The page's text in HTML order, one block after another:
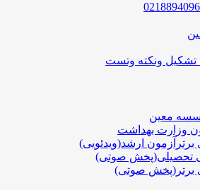
ونکته وتست
معین
وزارت بهداشت
برترآزمون ارشد(ویدئویی)
تحصیلی(پخش صوتی)
برتر(پخش صوتی)